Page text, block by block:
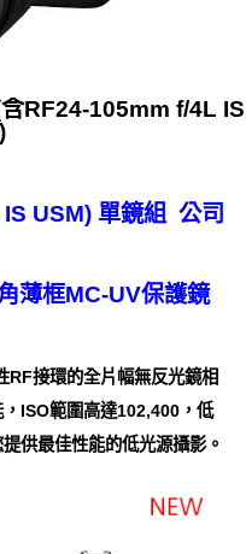
RF24-105mm f/4L IS
USM) 單鏡組 公司
薄框MC-UV保護鏡
RF接環的全片幅無反光鏡相
ISO範圍高達102,400，低
供最佳性能的低光源攝影。